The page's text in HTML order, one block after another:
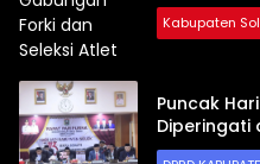
Kabupaten
Puncak
Diperingati